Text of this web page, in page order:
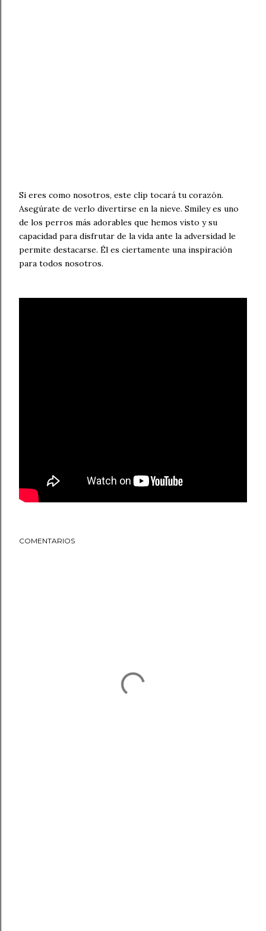
Si eres como nosotros, este clip tocará tu corazón.
Asegúrate de verlo divertirse en la nieve. Smiley es uno
de los perros más adorables que hemos visto y su
capacidad para disfrutar de la vida ante la adversidad le
permite destacarse. Él es ciertamente una inspiración
para todos nosotros.
COMENTARIOS